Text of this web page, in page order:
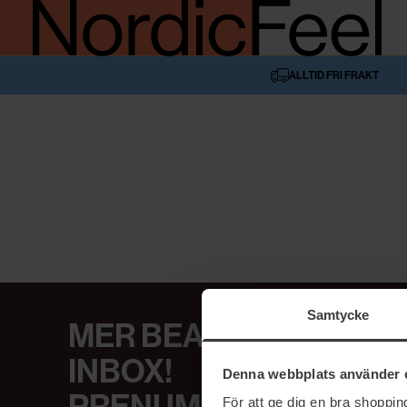
Samtycke
Denna webbplats använder
För att ge dig en bra
ALLTID FRI FRAKT
MER BEAUTY I DIN
INBOX!